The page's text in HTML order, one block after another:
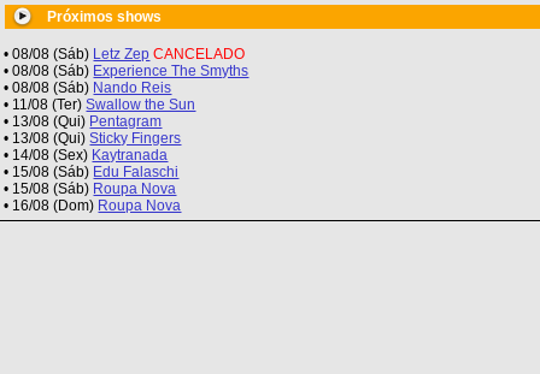
Próximos shows
• 08/08 (Sáb) Letz Zep CANCELADO
• 08/08 (Sáb) Experience The Smyths
• 08/08 (Sáb) Nando Reis
• 11/08 (Ter)Swallow the Sun
• 13/08 (Qui) Pentagram
• 13/08 (Qui)Sticky Fingers
• 14/08 (Sex) Kaytranada
• 15/08 (Sáb) Edu Falaschi
• 15/08 (Sáb) Roupa Nova
• 16/08 (Dom) Roupa Nova